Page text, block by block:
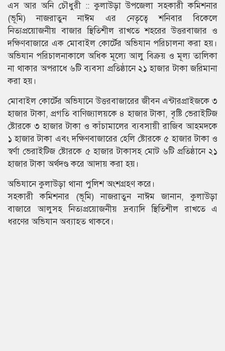
এস আর অনি চৌধুরী :: কুলাউড়া উপজেলা সহকারী কমিশনার
(ভূমি) নাজরাতুন নাঈম এর নেতৃত্বে শনিবার বিকেলে
নিত্যপ্রয়োজনীয় বাজার স্থিতিশীল রাখতে শহরের উত্তরবাজার ও
দক্ষিণবাজারে এক মোবাইল কোর্টের অভিযান পরিচালনা করা হয়।
অভিযান পরিচালনাকালে অধিক মূল্যে আলু বিক্রয় ও মূল্য তালিকা
না থাকার অপরাধে ৬টি ব্যবসা প্রতিষ্ঠানে ২১ হাজার টাকা জরিমানা
করা হয়।
মোবাইল কোর্টের অভিযানে উত্তরবাজারের জীবন এন্টারপ্রাইজকে ৩
হাজার টাকা, প্রগতি বাণিজ্যালয়কে ৪ হাজার টাকা, বৃষ্টি ভেরাইটিজ
ষ্টোরকে ৩ হাজার টাকা ও কাঁচামালের ব্যবসায়ী রাজিব আহমদকে
১ হাজার টাকা এবং দক্ষিণবাজারের হেলি ষ্টোরকে ৫ হাজার টাকা ও
স্বর্ণা ভেরাইটিজ ষ্টোরকে ৫ হাজার টাকাসহ মোট ৬টি প্রতিষ্ঠানে ২১
হাজার টাকা অর্থদণ্ড করে আদায় করা হয়।
অভিযানে কুলাউড়া থানা পুলিশ অংশগ্রহণ করে।
সহকারী কমিশনার (ভূমি) নাজরাতুন নাঈম জানান, কুলাউড়া
বাজারে আলুসহ নিত্যপ্রয়োজনীয় দ্রব্যাদি স্থিতিশীল রাখতে এ
ধরণের অভিযান অব্যাহত থাকবে।